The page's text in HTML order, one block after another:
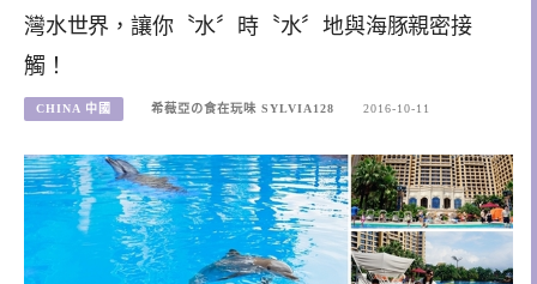
灣水世界，讓你〝水〞時〝水〞地與海豚親密接
觸！
CHINA 中國 希薇亞の食在玩味 SYLVIA128 2016-10-11